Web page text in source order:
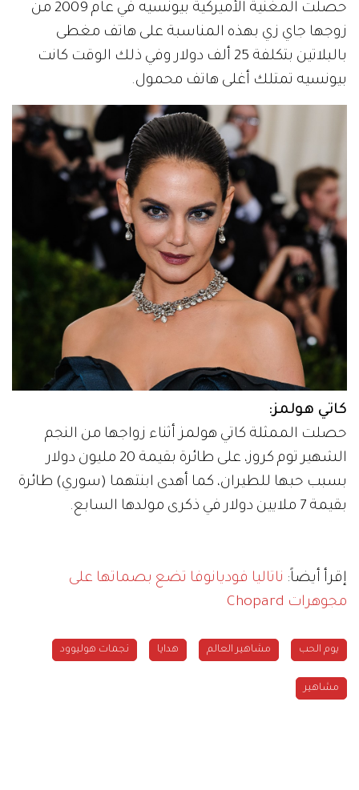
حصلت المغنية الأميركية بيونسيه في عام 2009 من
زوجها جاي زي بهذه المناسبة على هاتف مغطى
بالبلاتين بتكلفة 25 ألف دولار وفي ذلك الوقت كانت
بيونسيه تمتلك أغلى هاتف محمول.
كاتي هولمز:
حصلت الممثلة كاتي هولمز أثناء زواجها من النجم
الشهير توم كروز، على طائرة بقيمة 20 مليون دولار
بسبب حبها للطيران، كما أهدى ابنتهما (سوري) طائرة
بقيمة 7 ملايين دولار في ذكرى مولدها السابع.
إقرأ أيضاً: ناتاليا فوديانوفا تضع بصماتها على
مجوهرات Chopard
يوم الحب مشاهير العالم هدايا نجمات هوليوود
مشاهير